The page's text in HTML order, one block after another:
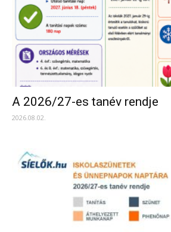
A 2026/27-es tanév rendje
2026.08.02.